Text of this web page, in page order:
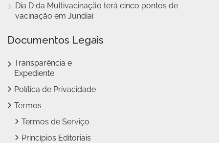
Dia D da Multivacinação terá cinco pontos de
vacinação em Jundiaí
Documentos Legais
Transparência e
Expediente
Política de Privacidade
Termos
Termos de Serviço
Princípios Editoriais